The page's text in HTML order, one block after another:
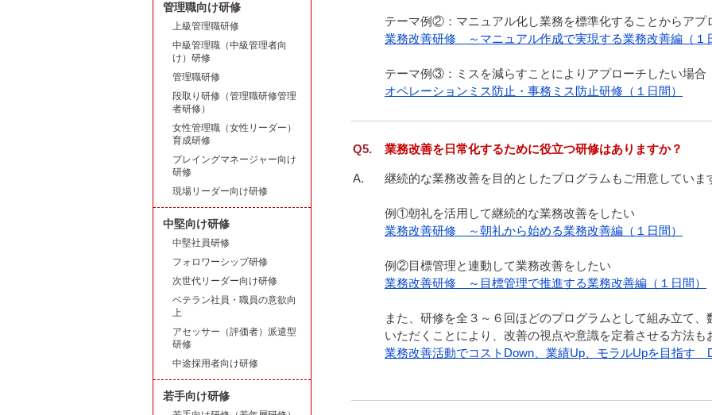
業務改善研修　～マニュアル作成で実現する業務改善編（１
オペレーションミス防止・事務ミス防止研修（１日間）
業務改善を日常化するために役立つ研修はありますか？
継続的な業務改善を目的としたプログラムもご用意していま
業務改善研修　～朝礼から始める業務改善編（１日間）
業務改善研修　～目標管理で推進する業務改善編（１日間）
また、研修を全３～６回ほどのプログラムとして組み立て
業務改善活動でコストDown、業績Up、モラルUpを目指す
管理職向け研修
上級管理職研修
中級管理職（中級管理者向
け）研修
管理職研修
段取り研修（管理職研修管理
者研修）
女性管理職（女性リーダー）
育成研修
プレイングマネージャー向け
研修
現場リーダー向け研修
中堅向け研修
中堅社員研修
フォロワーシップ研修
次世代リーダー向け研修
ベテラン社員・職員の意欲向
上
アセッサー（評価者）派遣型
研修
中途採用者向け研修
若手向け研修